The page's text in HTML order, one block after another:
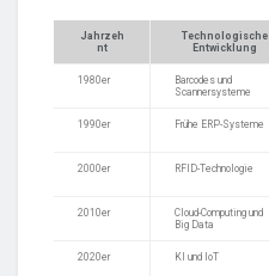
Jahrzeh
nt
Technologische
Entwicklung
1980er
Barcodes und
Scannersysteme
1990er Frühe ERP-Systeme
2000er RFID-Technologie
2010er
Cloud-Computing und
Big Data
2020er KI und IoT